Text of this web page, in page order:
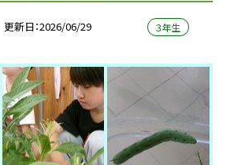
更新日 2026/06/29 ３年生